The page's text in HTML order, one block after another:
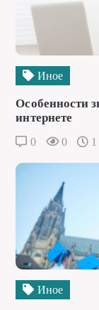
Иное
Особенности
интернете
0 0
Иное